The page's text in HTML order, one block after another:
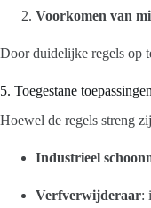
Voorkomen van
Door duidelijke regels op
5. Toegestane
Hoewel de regels streng
Industrieel
Verfverwijderaar: